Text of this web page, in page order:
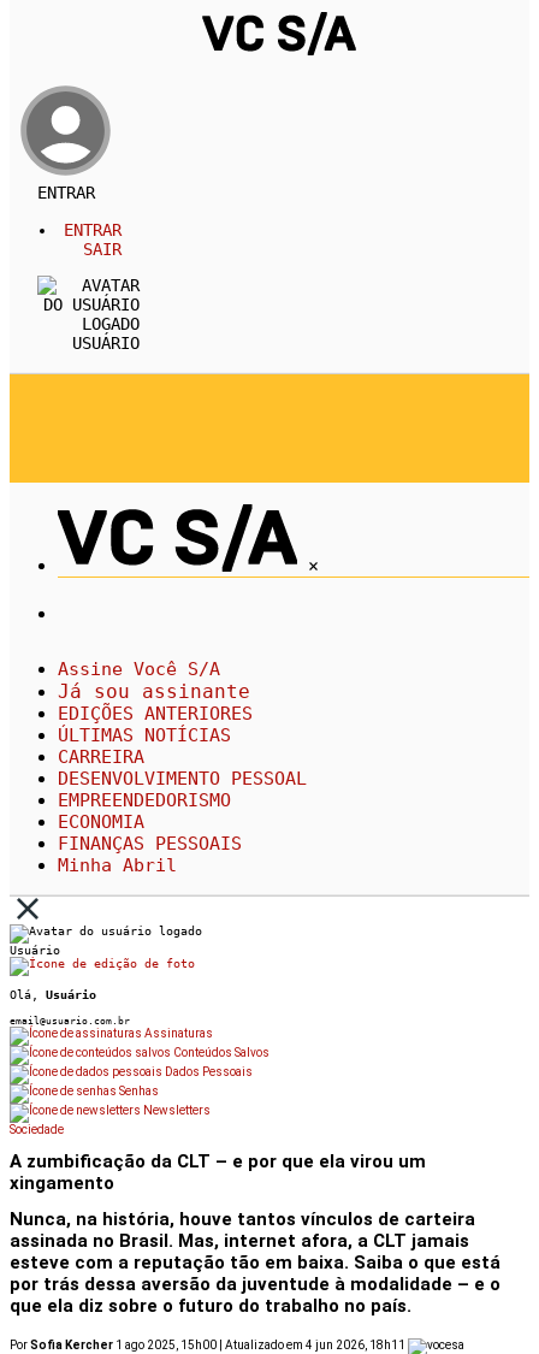
ENTRAR
ENTRAR
SAIR
USUÁRIO
×
Assine Você S/A
Já sou assinante
EDIÇÕES ANTERIORES
ÚLTIMAS NOTÍCIAS
CARREIRA
DESENVOLVIMENTO PESSOAL
EMPREENDEDORISMO
ECONOMIA
FINANÇAS PESSOAIS
Minha Abril
Usuário
Olá, Usuário
email@usuario.com.br
Assinaturas
Conteúdos Salvos
Dados Pessoais
Senhas
Newsletters
Sociedade
A zumbificação da CLT – e por que ela virou um
xingamento
Nunca, na história, houve tantos vínculos de carteira
assinada no Brasil. Mas, internet afora, a CLT jamais
esteve com a reputação tão em baixa. Saiba o que está
por trás dessa aversão da juventude à modalidade – e o
que ela diz sobre o futuro do trabalho no país.
PorSofia Kercher 1 ago 2025, 15h00 | Atualizado em 4 jun 2026, 18h11